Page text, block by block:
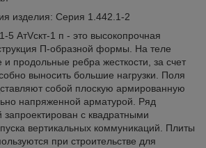
изделия: Серия 1.442.1-2
5 АтVскт-1 п - это высокопрочная
П-образной формы. На теле
продольные ребра жесткости, за счет
выносить большие нагрузки. Поля
собой плоскую армированную
напряженной арматурой. Ряд
с квадратными
вертикальных коммуникаций. Плиты
при строительстве для